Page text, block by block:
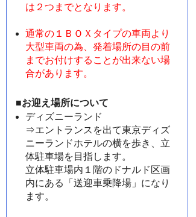
は２つまでとなります。
通常の１ＢＯＸタイプの車両より
大型車両の為、発着場所の目の前
までお付けすることが出来ない場
合があります。
■お迎え場所について
ディズニーランド
⇒エントランスを出て東京ディズ
ニーランドホテルの横を歩き、立
体駐車場を目指します。
立体駐車場内１階のドナルド区画
内にある「送迎車乗降場」になり
ます。